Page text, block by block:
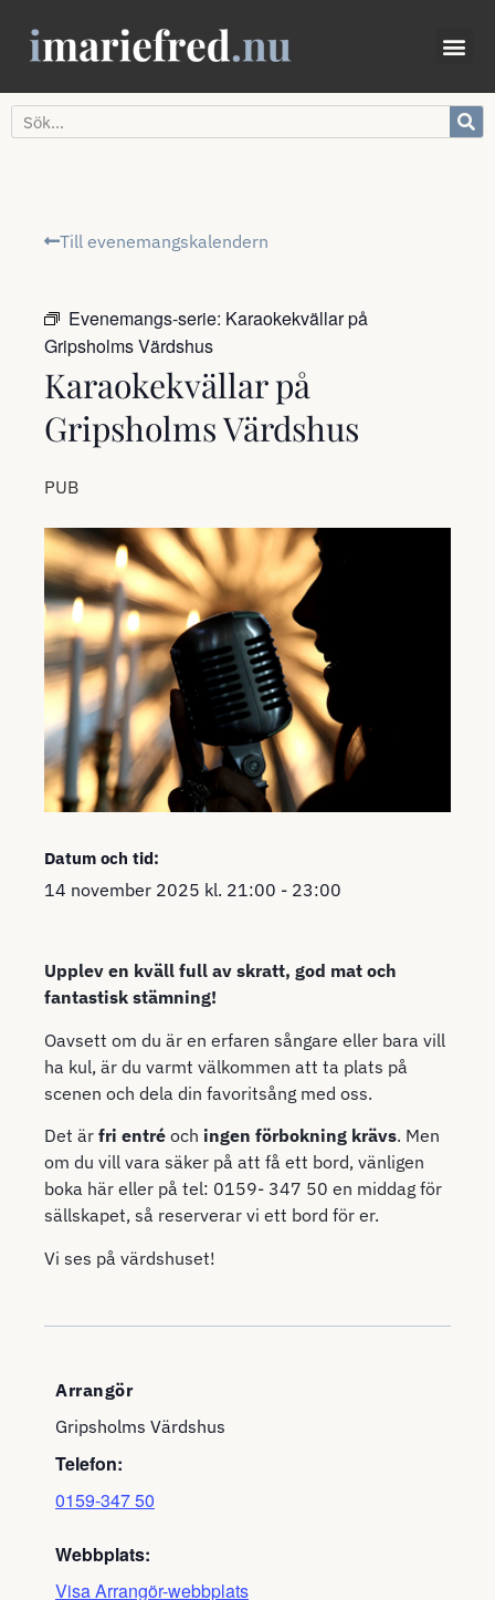
Till evenemangskalendern
Evenemangs-serie: Karaokekvällar på
Gripsholms Värdshus
Karaokekvällar på
Gripsholms Värdshus
PUB
Datum och tid:
14 november 2025 kl. 21:00 - 23:00
Upplev en kväll full av skratt, god mat och
fantastisk stämning!
Oavsett om du är en erfaren sångare eller bara vill
ha kul, är du varmt välkommen att ta plats på
scenen och dela din favoritsång med oss.
Det är fri entré och ingen förbokning krävs. Men
om du vill vara säker på att få ett bord, vänligen
boka här eller på tel: 0159- 347 50 en middag för
sällskapet, så reserverar vi ett bord för er.
Vi ses på värdshuset!
Arrangör
Gripsholms Värdshus
Telefon:
0159-347 50
Webbplats:
Visa Arrangör-webbplats